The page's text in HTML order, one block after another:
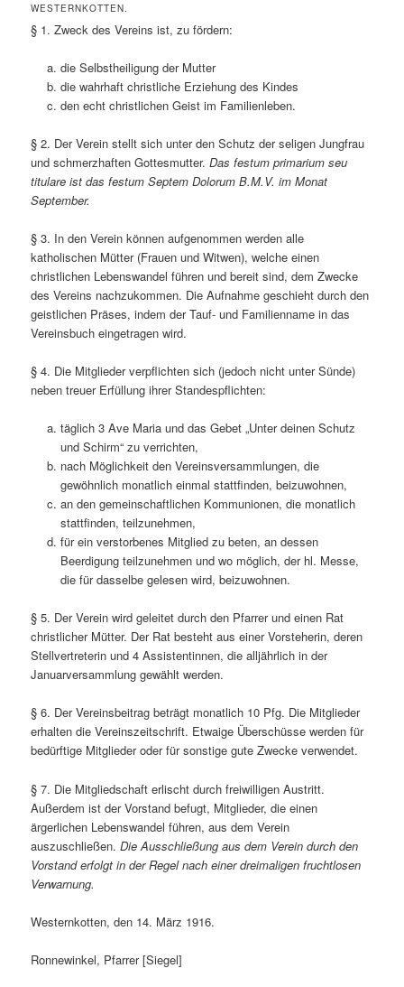
WESTERNKOTTEN.
§ 1. Zweck des Vereins ist, zu fördern:
die Selbstheiligung der Mutter
die wahrhaft christliche Erziehung des Kindes
den echt christlichen Geist im Familienleben.
§ 2. Der Verein stellt sich unter den Schutz der seligen Jungfrau
und schmerzhaften Gottesmutter.Das festum primarium seu
titulare ist das festum Septem Dolorum B.M.V. im Monat
September.
§ 3. In den Verein können aufgenommen werden alle
katholischen Mütter (Frauen und Witwen), welche einen
christlichen Lebenswandel führen und bereit sind, dem Zwecke
des Vereins nachzukommen. Die Aufnahme geschieht durch den
geistlichen Präses, indem der Tauf- und Familienname in das
Vereinsbuch eingetragen wird.
§ 4. Die Mitglieder verpflichten sich (jedoch nicht unter Sünde)
neben treuer Erfüllung ihrer Standespflichten:
täglich 3 Ave Maria und das Gebet „Unter deinen Schutz
und Schirm“ zu verrichten,
nach Möglichkeit den Vereinsversammlungen, die
gewöhnlich monatlich einmal stattfinden, beizuwohnen,
an den gemeinschaftlichen Kommunionen, die monatlich
stattfinden, teilzunehmen,
für ein verstorbenes Mitglied zu beten, an dessen
Beerdigung teilzunehmen und wo möglich, der hl. Messe,
die für dasselbe gelesen wird, beizuwohnen.
§ 5. Der Verein wird geleitet durch den Pfarrer und einen Rat
christlicher Mütter. Der Rat besteht aus einer Vorsteherin, deren
Stellvertreterin und 4 Assistentinnen, die alljährlich in der
Januarversammlung gewählt werden.
§ 6. Der Vereinsbeitrag beträgt monatlich 10 Pfg. Die Mitglieder
erhalten die Vereinszeitschrift. Etwaige Überschüsse werden für
bedürftige Mitglieder oder für sonstige gute Zwecke verwendet.
§ 7. Die Mitgliedschaft erlischt durch freiwilligen Austritt.
Außerdem ist der Vorstand befugt, Mitglieder, die einen
ärgerlichen Lebenswandel führen, aus dem Verein
auszuschließen.Die Ausschließung aus dem Verein durch den
Vorstand erfolgt in der Regel nach einer dreimaligen fruchtlosen
Verwarnung.
Westernkotten, den 14. März 1916.
Ronnewinkel, Pfarrer [Siegel]